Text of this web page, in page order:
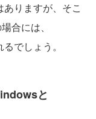
りますが、そこ
合には、
でしょう。
と